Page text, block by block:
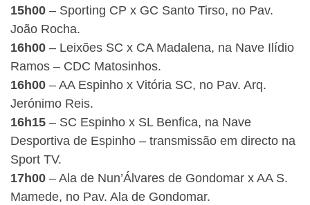
15h00 – Sporting CP x GC Santo Tirso, no Pav.
João Rocha.
16h00 – Leixões SC x CA Madalena, na Nave Ilídio
Ramos – CDC Matosinhos.
16h00 – AA Espinho x Vitória SC, no Pav. Arq.
Jerónimo Reis.
16h15 – SC Espinho x SL Benfica, na Nave
Desportiva de Espinho – transmissão em directo na
Sport TV.
17h00 – Ala de Nun’Álvares de Gondomar x AA S.
Mamede, no Pav. Ala de Gondomar.